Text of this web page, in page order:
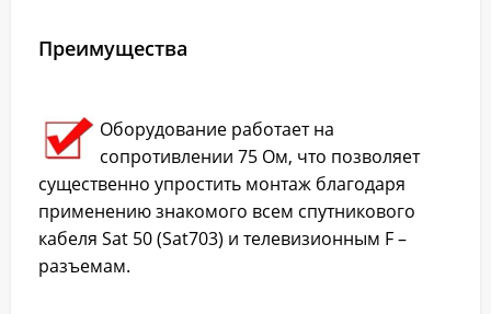
Преимущества
Оборудование работает на
сопротивлении 75 Ом, что позволяет
существенно упростить монтаж благодаря
применению знакомого всем спутникового
кабеля Sat 50 (Sat703) и телевизионным F –
разъемам.